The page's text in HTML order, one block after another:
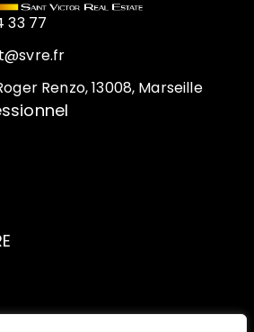
33 77
Renzo, 13008, Marseille